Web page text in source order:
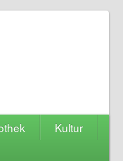
Kultur